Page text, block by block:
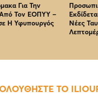
Για Την
Τον EOΠΥΥ –
Η Υφυπουργός
Νέες
ΤΟ